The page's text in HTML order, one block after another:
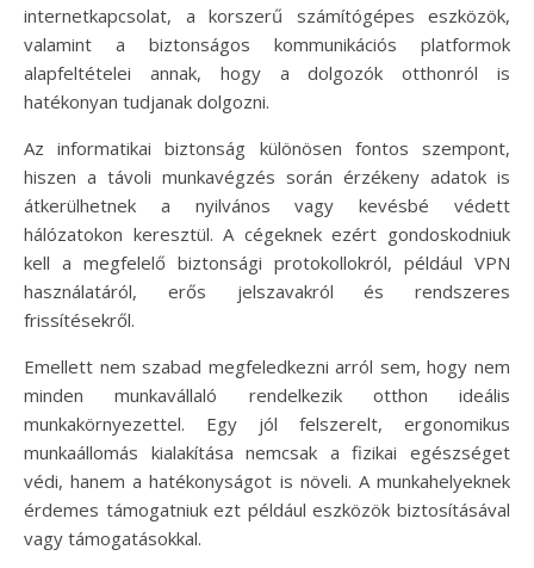
internetkapcsolat, a korszerű számítógépes eszközök,
valamint a biztonságos kommunikációs platformok
alapfeltételei annak, hogy a dolgozók otthonról is
hatékonyan tudjanak dolgozni.
Az informatikai biztonság különösen fontos szempont,
hiszen a távoli munkavégzés során érzékeny adatok is
átkerülhetnek a nyilvános vagy kevésbé védett
hálózatokon keresztül. A cégeknek ezért gondoskodniuk
kell a megfelelő biztonsági protokollokról, például VPN
használatáról, erős jelszavakról és rendszeres
frissítésekről.
Emellett nem szabad megfeledkezni arról sem, hogy nem
minden munkavállaló rendelkezik otthon ideális
munkakörnyezettel. Egy jól felszerelt, ergonomikus
munkaállomás kialakítása nemcsak a fizikai egészséget
védi, hanem a hatékonyságot is növeli. A munkahelyeknek
érdemes támogatniuk ezt például eszközök biztosításával
vagy támogatásokkal.